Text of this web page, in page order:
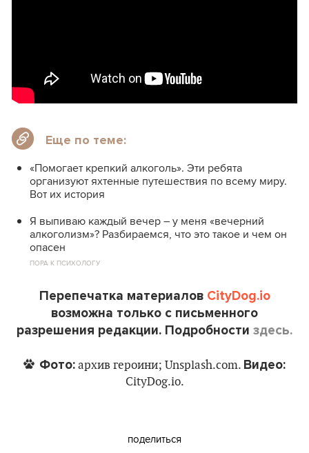
Еще по теме:
«Помогает крепкий алкоголь». Эти ребята
организуют яхтенные путешествия по всему миру.
Вот их история
Я выпиваю каждый вечер – у меня «вечерний
алкоголизм»? Разбираемся, что это такое и чем он
опасен
ПОРА К ПСИХОЛОГУ
Перепечатка материалов CityDog.io
возможна только с письменного
разрешения редакции. Подробности здесь.
Фото: архив героини; Unsplash.com. Видео:
CityDog.io.
поделиться